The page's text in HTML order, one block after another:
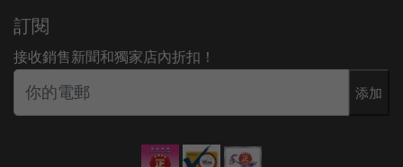
訂閱
接收銷售新聞和獨家店內折扣！
添加